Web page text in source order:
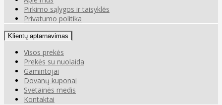
Pirkimo sąlygos ir taisyklės
Privatumo politika
Klientų aptarnavimas
Visos prekės
Prekės su nuolaida
Gamintojai
Dovanų kuponai
Svetainės medis
Kontaktai